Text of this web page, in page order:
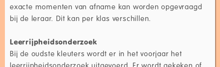
exacte momenten van afname kan worden opgevraagd
bij de leraar. Dit kan per klas verschillen.
Leerrijpheidsonderzoek
Bij de oudste kleuters wordt er in het voorjaar het
leerrijpheidsonderzoek uitgevoerd. Er wordt gekeken of